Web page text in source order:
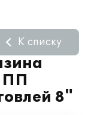
ПП
8"
К списку